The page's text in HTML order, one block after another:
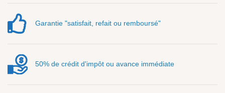
Garantie "satisfait, refait ou remboursé"
50% de crédit d'impôt ou avance immédiate